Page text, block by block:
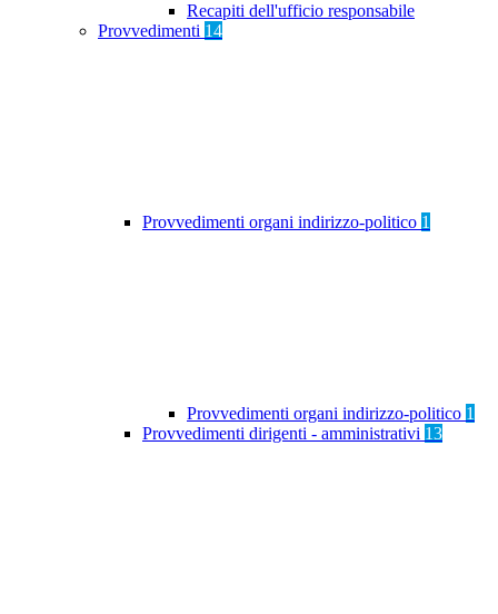
Recapiti dell'ufficio responsabile
Provvedimenti 14
Provvedimenti organi indirizzo-politico 1
Provvedimenti organi indirizzo-politico 1
Provvedimenti dirigenti - amministrativi 13